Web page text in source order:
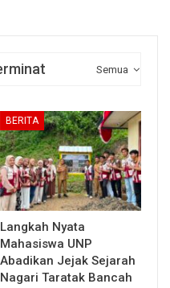
Semua
BERITA
Langkah Nyata
Mahasiswa UNP
Abadikan Jejak Sejarah
Nagari Taratak Bancah